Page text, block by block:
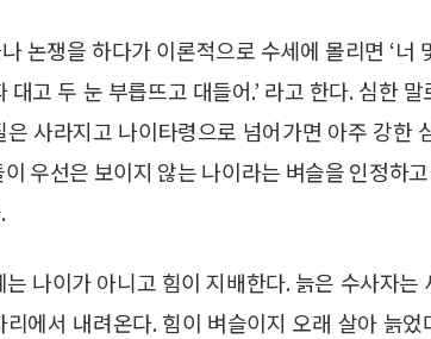
논쟁을 하다가 이론적으로 수세에 몰리면 ‘너
대고 두 눈 부릅뜨고 대들어.’ 라고 한다. 심한
사라지고 나이타령으로 넘어가면 아주 강한
우선은 보이지 않는 나이라는 벼슬을 인정하
나이가 아니고 힘이 지배한다. 늙은 수사자
리에서 내려온다. 힘이 벼슬이지 오래 살아 늙